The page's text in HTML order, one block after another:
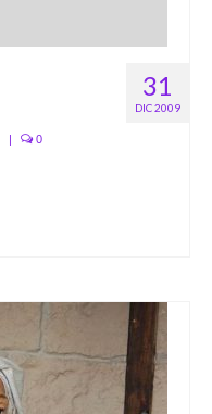
31
DIC 2009
| 0